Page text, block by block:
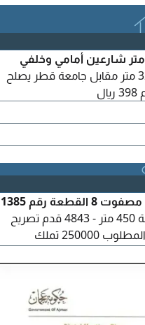
للبيع بيت في الدحيل مساحة 1120 متر شارعين أمامي وخلفي
منهم شارع الجامعة قطر شارع كبير 32 متر مقابل جامعة قطر يصلح
قطعة أرض للبيع في إمارة عجمان - مصفوت 8 القطعة رقم 1385
- الأرض شارع واحد الأرض علي مساحة 450 متر - 4843 قدم تصريح
البناء سكني خاص أرضي وأول السعر المطلوب 250000 تملك